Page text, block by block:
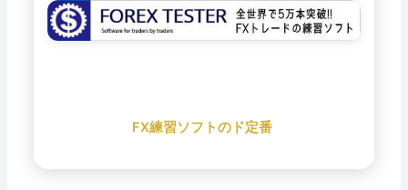
FX練習ソフトのド定番